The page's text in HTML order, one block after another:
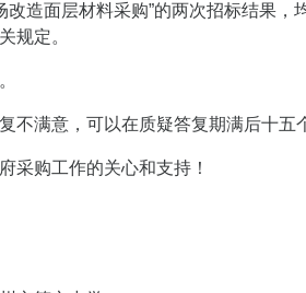
改造面层材料采购”的两次招标结果
规定。
不满意，可以在质疑答复期满后十五
采购工作的关心和支持！